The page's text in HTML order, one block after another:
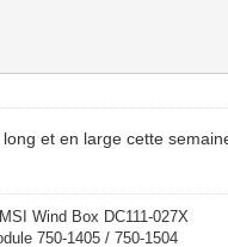
et en large cette
Wind Box DC111-027X
750-1405 / 750-1504